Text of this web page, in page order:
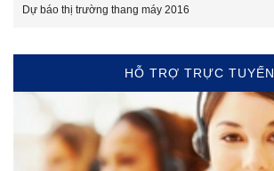
Dự báo thị trường thang máy 2016
HỖ TRỢ TRỰC TUYẾN